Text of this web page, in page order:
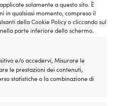
solamente a questo sito. È
in qualsiasi momento, compreso il
della Cookie Policy o cliccando sul
parte inferiore dello schermo.
e/o accedervi, Misurare le
le prestazioni dei contenuti,
statistiche o la combinazione di
€.